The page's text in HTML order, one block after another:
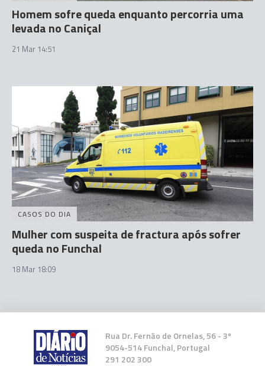
Homem sofre queda enquanto percorria uma
levada no Caniçal
21 Mar 14:51
CASOS DO DIA
Mulher com suspeita de fractura após sofrer
queda no Funchal
18 Mar 18:09
Rua Dr. Fernão de Ornelas, 56 - 3º
9054-514 Funchal, Portugal
291 202 300